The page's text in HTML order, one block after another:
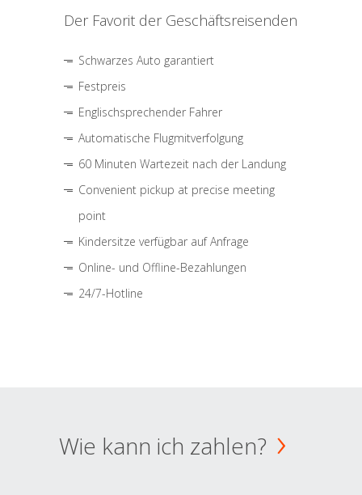
Der Favorit der Geschäftsreisenden
Schwarzes Auto garantiert
Festpreis
Englischsprechender Fahrer
Automatische Flugmitverfolgung
60 Minuten Wartezeit nach der Landung
Convenient pickup at precise meeting
point
Kindersitze verfügbar auf Anfrage
Online- und Offline-Bezahlungen
24/7-Hotline
Wie kann ich zahlen?